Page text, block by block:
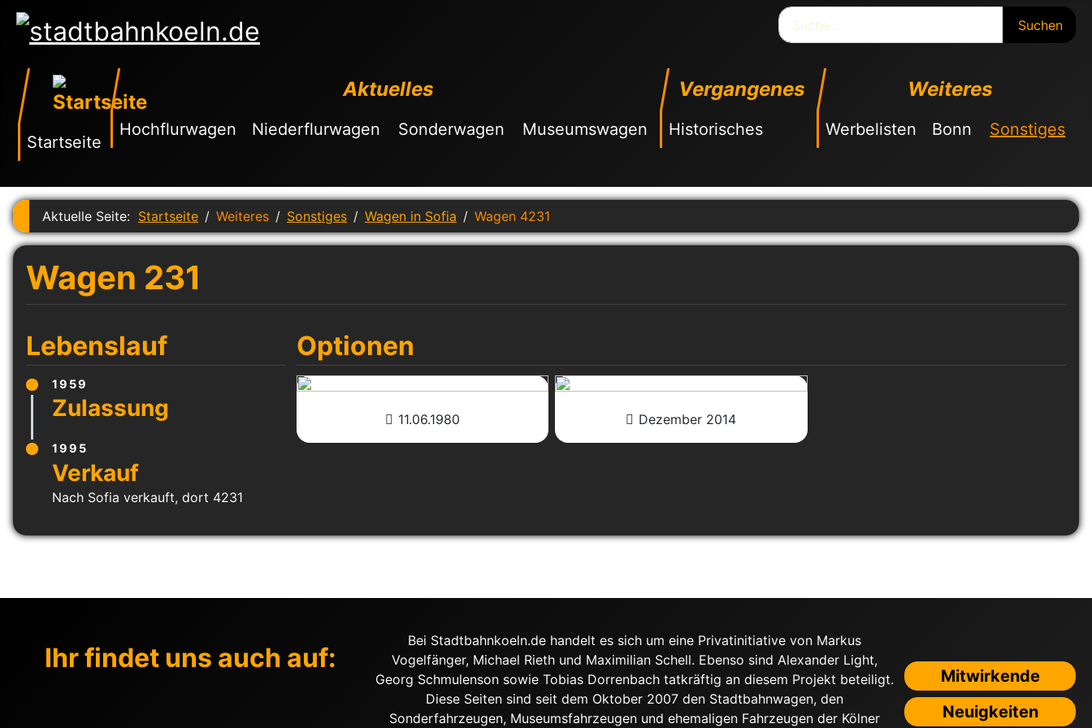
Suchen
Startseite
Aktuelles
Hochflurwagen Niederflurwagen Sonderwagen Museumswagen
Vergangenes
Historisches
Weiteres
Werbelisten Bonn Sonstiges
Aktuelle Seite: Startseite Weiteres Sonstiges Wagen in Sofia Wagen 4231
Wagen 231
Lebenslauf
1959
1995
Nach Sofia verkauft, dort 4231
Optionen
11.06.1980 Dezember 2014
Ihr findet uns auch auf:
Bei Stadtbahnkoeln.de handelt es sich um eine Privatinitiative von Markus
Vogelfänger, Michael Rieth und Maximilian Schell. Ebenso sind Alexander Light,
Georg Schmulenson sowie Tobias Dorrenbach tatkräftig an diesem Projekt beteiligt.
Diese Seiten sind seit dem Oktober 2007 den Stadtbahnwagen, den
Sonderfahrzeugen, Museumsfahrzeugen und ehemaligen Fahrzeugen der Kölner
Mitwirkende
Neuigkeiten